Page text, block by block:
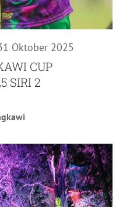
CUP
SIRI 2
Oktober 2025